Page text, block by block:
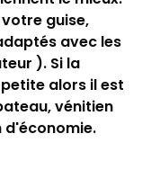
guise,
avec les
). Si la
alors il est
vénitien
d'économie.